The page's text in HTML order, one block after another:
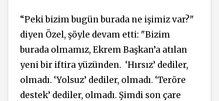
“Peki bizim bugün burada ne işimiz var?"
diyen Özel, şöyle devam etti: "Bizim
burada olmamız, Ekrem Başkan’a atılan
yeni bir iftira yüzünden. ‘Hırsız’ dediler,
olmadı. ‘Yolsuz’ dediler, olmadı. ‘Teröre
destek’ dediler, olmadı. Şimdi son çare